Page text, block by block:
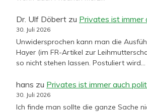
Dr. Ulf Döbert zu Privates ist immer
30. Juli 2026
Unwidersprochen kann man die
Hayer (im FR-Artikel zur
so nicht stehen lassen. Postuliert wird…
hans zu Privates ist immer auch
30. Juli 2026
Ich finde man sollte die ganze Sache